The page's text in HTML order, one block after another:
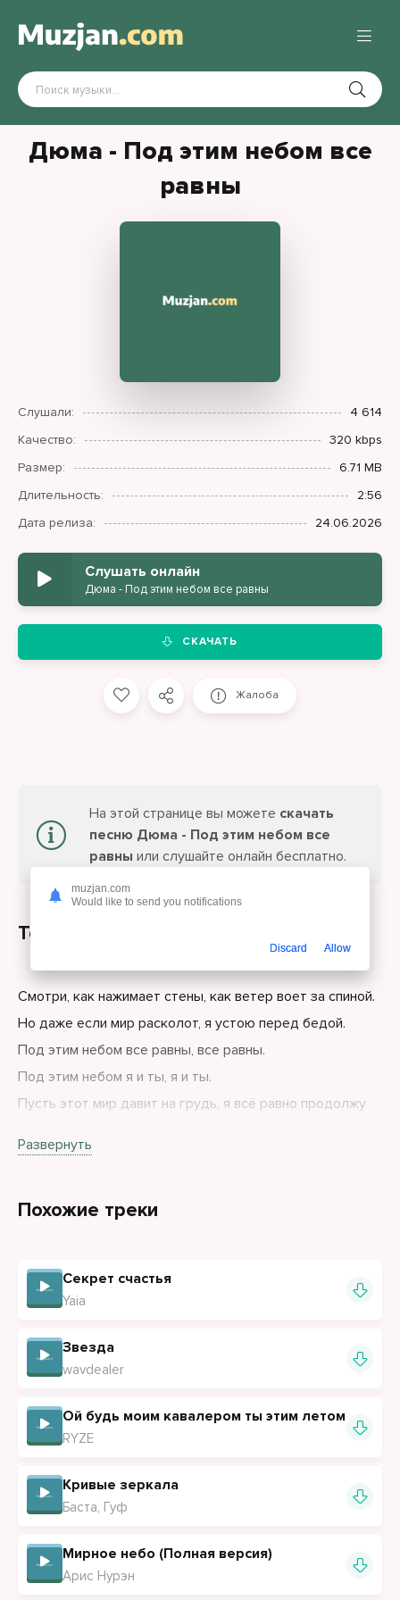
Дюма - Под этим небом все
равны
Слушали:
4 614
Качество:
320 kbps
Размер:
6.71 MB
Длительность:
2:56
Дата релиза:
24.06.2026
Слушать онлайн
Дюма - Под этим небом все равны
СКАЧАТЬ
Жалоба
На этой странице вы можете скачать
песню Дюма - Под этим небом все
равны или слушайте онлайн бесплатно.
Текст песни
Смотри, как нажимает стены, как ветер воет за спиной.
Но даже если мир расколот, я устою перед бедой.
Под этим небом все равны, все равны.
Под этим небом я и ты, я и ты.
Пусть этот мир давит на грудь, я всё равно продолжу
Под этим небом все равны, все равны.
Развернуть
Похожие треки
Секрет счастья
Yaia
Звезда
wavdealer
Ой будь моим кавалером ты этим летом
RYZE
Кривые зеркала
Баста, Гуф
Мирное небо (Полная версия)
Арис Нурэн
muzjan.com
Would like to send you notifications
Discard Allow